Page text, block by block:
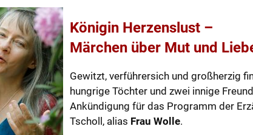
Königin Herzenslust –
Märchen über Mut und
Gewitzt, verführersich und großherzig
hungrige Töchter und zwei innige
Ankündigung für das Programm der
Tscholl, alias Frau Wolle.